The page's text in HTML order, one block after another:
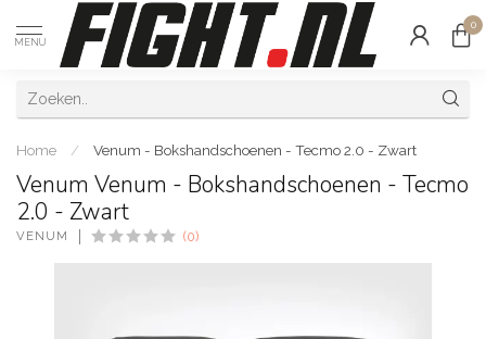
MENU
0
Home / Venum - Bokshandschoenen - Tecmo 2.0 - Zwart
Venum Venum - Bokshandschoenen - Tecmo
2.0 - Zwart
VENUM (0)